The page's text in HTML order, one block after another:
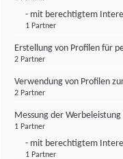
- mit berechtigtem
1 Partner
Erstellung von Profilen für
2 Partner
Verwendung von Profilen
2 Partner
Messung der Werbeleistung
1 Partner
- mit berechtigtem
1 Partner